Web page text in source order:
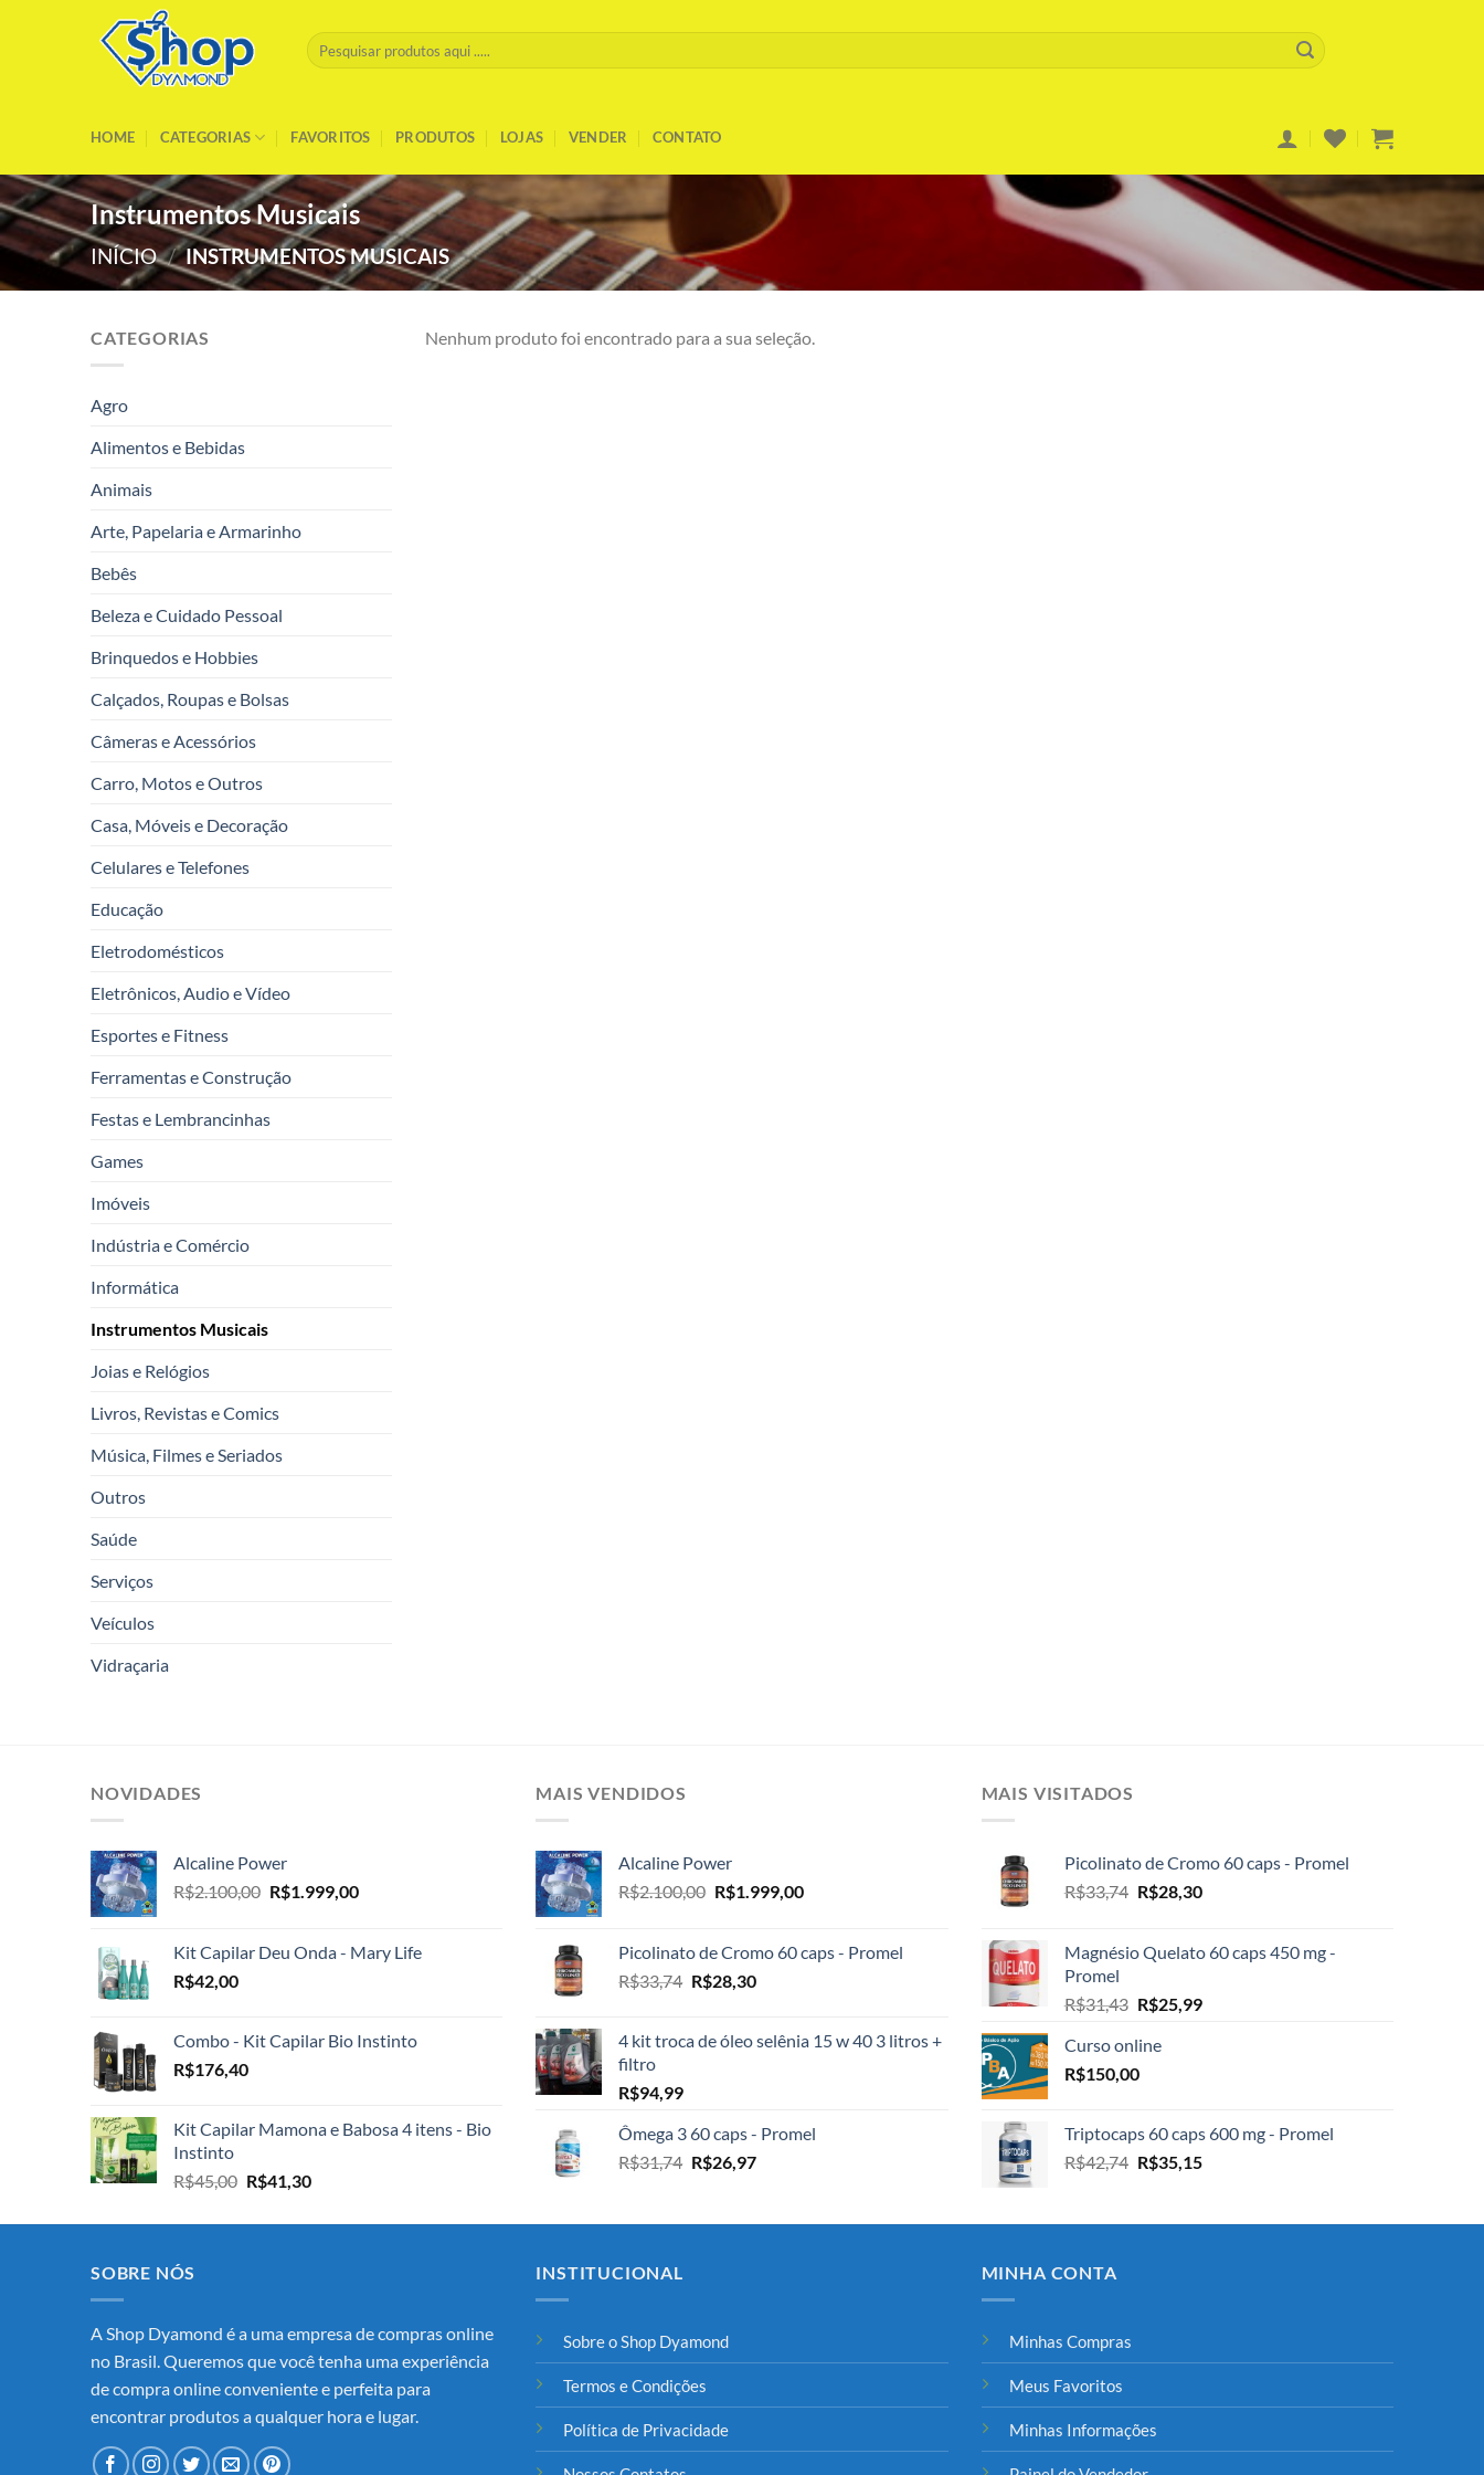
Pesquisar
por:
HOME CATEGORIAS FAVORITOS PRODUTOS LOJAS VENDER CONTATO
Instrumentos Musicais
INÍCIO / INSTRUMENTOS MUSICAIS
CATEGORIAS
Agro
Alimentos e Bebidas
Animais
Arte, Papelaria e Armarinho
Bebês
Beleza e Cuidado Pessoal
Brinquedos e Hobbies
Calçados, Roupas e Bolsas
Câmeras e Acessórios
Carro, Motos e Outros
Casa, Móveis e Decoração
Celulares e Telefones
Educação
Eletrodomésticos
Eletrônicos, Audio e Vídeo
Esportes e Fitness
Ferramentas e Construção
Festas e Lembrancinhas
Games
Imóveis
Indústria e Comércio
Informática
Instrumentos Musicais
Joias e Relógios
Livros, Revistas e Comics
Música, Filmes e Seriados
Outros
Saúde
Serviços
Veículos
Vidraçaria
Nenhum produto foi encontrado para a sua seleção.
NOVIDADES
Alcaline Power
R$2.100,00 O
era:
R$1.999,00O
é:
Kit Capilar Deu Onda - Mary Life
R$42,00
Combo - Kit Capilar Bio Instinto
R$176,40
Kit Capilar Mamona e Babosa 4 itens - Bio
Instinto
R$45,00 O
original
R$41,30O
atual
MAIS VENDIDOS
Alcaline Power
R$2.100,00 O
era:
R$2.100,00.
R$1.999,00O
é:
Picolinato de Cromo 60 caps - Promel
R$33,74 O
era:
R$28,30O
é:
4 kit troca de óleo selênia 15 w 40 3 litros +
filtro
R$94,99
Ômega 3 60 caps - Promel
R$31,74 O
era:
R$26,97O
é:
MAIS VISITADOS
Picolinato de Cromo 60 caps - Promel
R$33,74 O
era:
R$28,30O
é:
Magnésio Quelato 60 caps 450 mg -
Promel
R$31,43 O
original
era:
R$25,99O
Curso online
R$150,00
Triptocaps 60 caps 600 mg - Promel
R$42,74 O
era:
R$35,15O
é:
SOBRE NÓS
A Shop Dyamond é a uma empresa de compras online
no Brasil. Queremos que você tenha uma experiência
de compra online conveniente e perfeita para
encontrar produtos a qualquer hora e lugar.
INSTITUCIONAL
Sobre o Shop Dyamond
Termos e Condições
Política de Privacidade
MINHA CONTA
Minhas Compras
Meus Favoritos
Minhas Informações